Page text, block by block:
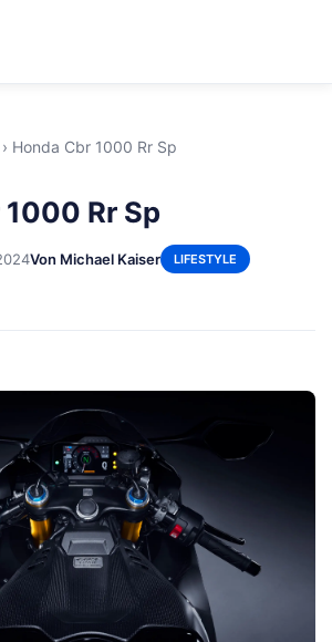
› Honda Cbr 1000 Rr Sp
Rr Sp
Von Michael Kaiser LIFESTYLE